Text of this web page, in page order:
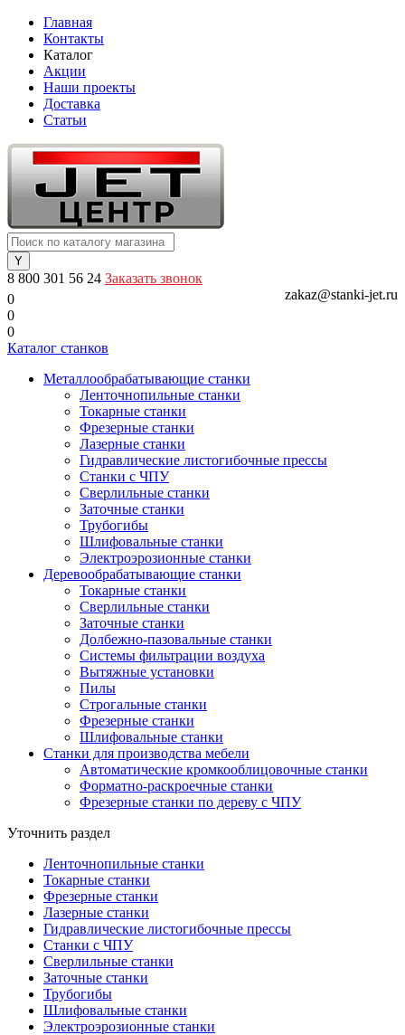
Главная
Контакты
Каталог
Акции
Наши проекты
Доставка
Статьи
8 800 301 56 24 Заказать звонок
zakaz@stanki-jet.ru
0
0
0
Каталог станков
Металлообрабатывающие станки
Ленточнопильные станки
Токарные станки
Фрезерные станки
Лазерные станки
Гидравлические листогибочные прессы
Станки с ЧПУ
Сверлильные станки
Заточные станки
Трубогибы
Шлифовальные станки
Электроэрозионные станки
Деревообрабатывающие станки
Токарные станки
Сверлильные станки
Заточные станки
Долбежно-пазовальные станки
Системы фильтрации воздуха
Вытяжные установки
Пилы
Строгальные станки
Фрезерные станки
Шлифовальные станки
Станки для производства мебели
Автоматические кромкооблицовочные станки
Форматно-раскроечные станки
Фрезерные станки по дереву с ЧПУ
Уточнить раздел
Ленточнопильные станки
Токарные станки
Фрезерные станки
Лазерные станки
Гидравлические листогибочные прессы
Станки с ЧПУ
Сверлильные станки
Заточные станки
Трубогибы
Шлифовальные станки
Электроэрозионные станки